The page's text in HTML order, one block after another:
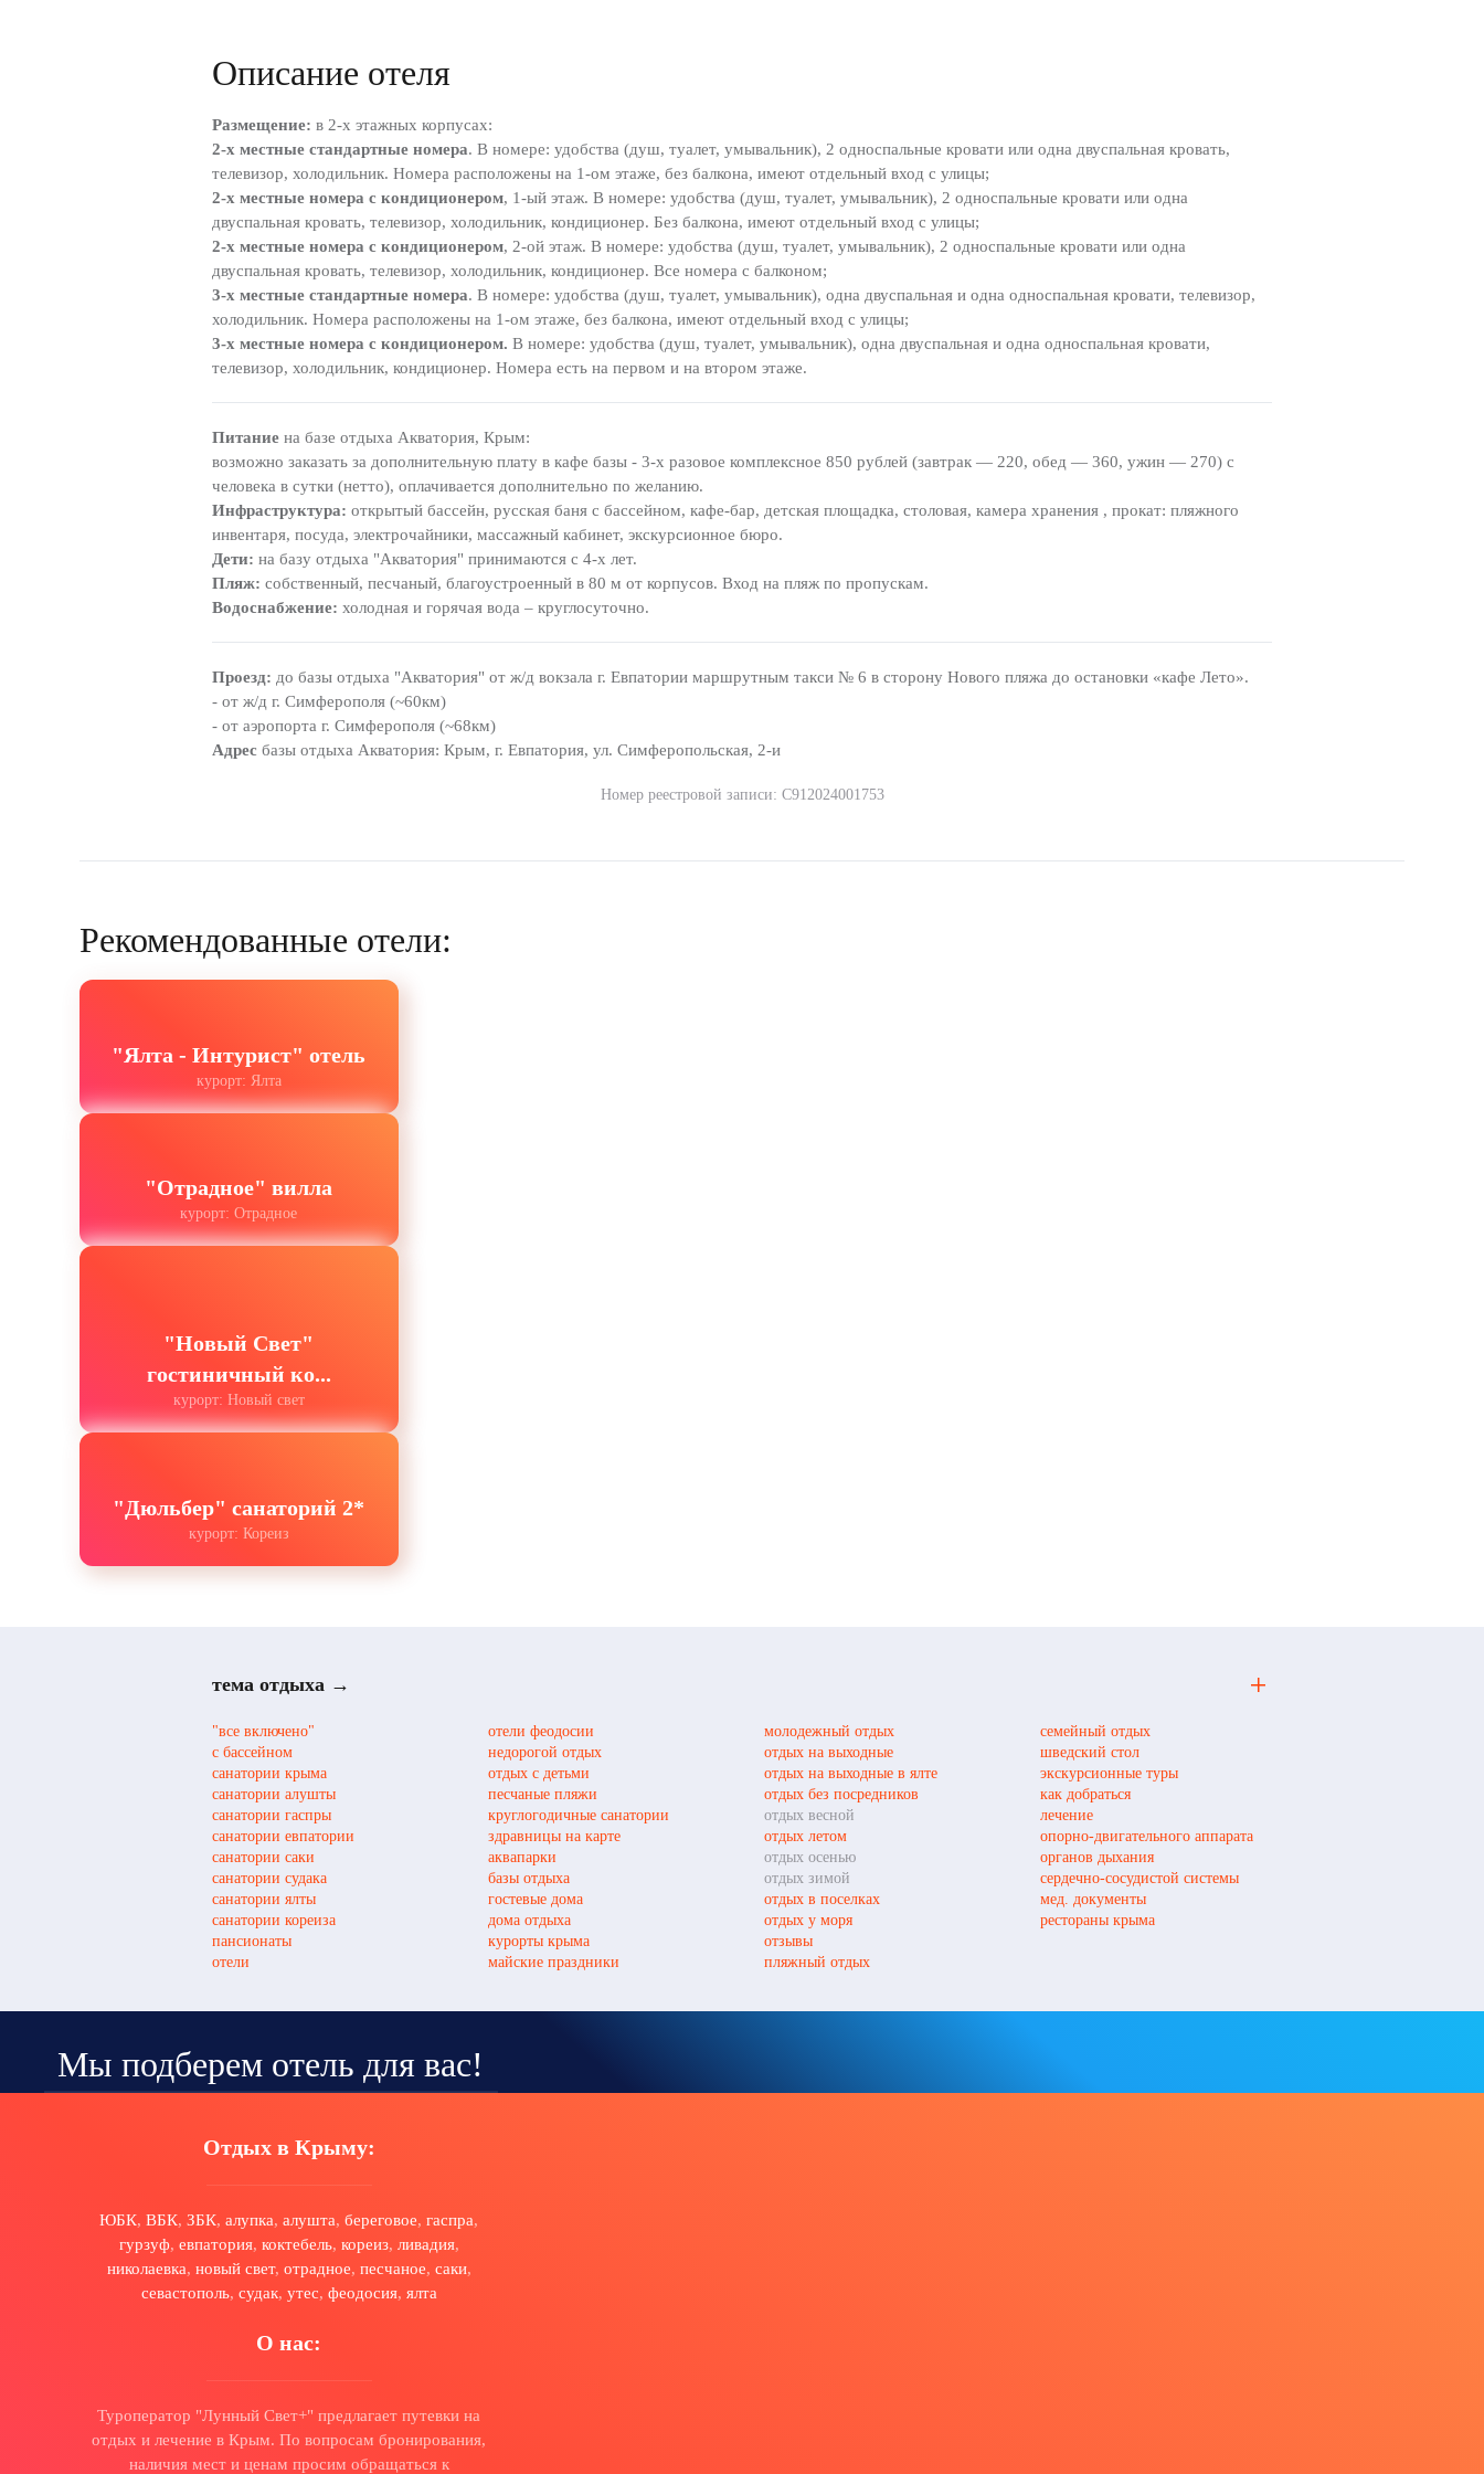
Описание отеля
Размещение: в 2-х этажных корпусах:
2-х местные стандартные номера. В номере: удобства (душ, туалет, умывальник), 2 односпальные кровати или одна двуспальная кровать,
телевизор, холодильник. Номера расположены на 1-ом этаже, без балкона, имеют отдельный вход с улицы;
2-х местные номера с кондиционером, 1-ый этаж. В номере: удобства (душ, туалет, умывальник), 2 односпальные кровати или одна
двуспальная кровать, телевизор, холодильник, кондиционер. Без балкона, имеют отдельный вход с улицы;
2-х местные номера с кондиционером, 2-ой этаж. В номере: удобства (душ, туалет, умывальник), 2 односпальные кровати или одна
двуспальная кровать, телевизор, холодильник, кондиционер. Все номера с балконом;
3-х местные стандартные номера. В номере: удобства (душ, туалет, умывальник), одна двуспальная и одна односпальная кровати, телевизор,
холодильник. Номера расположены на 1-ом этаже, без балкона, имеют отдельный вход с улицы;
3-х местные номера с кондиционером. В номере: удобства (душ, туалет, умывальник), одна двуспальная и одна односпальная кровати,
телевизор, холодильник, кондиционер. Номера есть на первом и на втором этаже.
Питание на базе отдыха Акватория, Крым:
возможно заказать за дополнительную плату в кафе базы - 3-х разовое комплексное 850 рублей (завтрак — 220, обед — 360, ужин — 270) с
человека в сутки (нетто), оплачивается дополнительно по желанию.
Инфраструктура: открытый бассейн, русская баня с бассейном, кафе-бар, детская площадка, столовая, камера хранения , прокат: пляжного
инвентаря, посуда, электрочайники, массажный кабинет, экскурсионное бюро.
Дети: на базу отдыха "Акватория" принимаются с 4-х лет.
Пляж: собственный, песчаный, благоустроенный в 80 м от корпусов. Вход на пляж по пропускам.
Водоснабжение: холодная и горячая вода – круглосуточно.
Проезд: до базы отдыха "Акватория" от ж/д вокзала г. Евпатории маршрутным такси № 6 в сторону Нового пляжа до остановки «кафе Лето».
- от ж/д г. Симферополя (~60км)
- от аэропорта г. Симферополя (~68км)
Адрес базы отдыха Акватория: Крым, г. Евпатория, ул. Симферопольская, 2-и
Номер реестровой записи: С912024001753
Рекомендованные отели:
"Ялта - Интурист" отель
курорт: Ялта
"Отрадное" вилла
курорт: Отрадное
"Новый Свет"
гостиничный ко...
курорт: Новый свет
"Дюльбер" санаторий 2*
курорт: Кореиз
тема отдыха →
"все включено"
с бассейном
санатории крыма
санатории алушты
санатории гаспры
санатории евпатории
санатории саки
санатории судака
санатории ялты
санатории кореиза
пансионаты
отели
отели феодосии
недорогой отдых
отдых с детьми
песчаные пляжи
круглогодичные санатории
здравницы на карте
аквапарки
базы отдыха
гостевые дома
дома отдыха
курорты крыма
майские праздники
молодежный отдых
отдых на выходные
отдых на выходные в ялте
отдых без посредников
отдых весной
отдых летом
отдых осенью
отдых зимой
отдых в поселках
отдых у моря
отзывы
пляжный отдых
семейный отдых
шведский стол
экскурсионные туры
как добраться
лечение
опорно-двигательного аппарата
органов дыхания
сердечно-сосудистой системы
мед. документы
рестораны крыма
Мы подберем отель для вас!
Отдых в Крыму:
ЮБК,ВБК,ЗБК,алупка,алушта,береговое,гаспра,
гурзуф, евпатория, коктебель, кореиз, ливадия,
николаевка, новый свет, отрадное, песчаное, саки,
севастополь, судак, утес, феодосия, ялта
О нас:
Туроператор "Лунный Свет+" предлагает путевки на
отдых и лечение в Крым. По вопросам бронирования,
наличия мест и ценам просим обращаться к